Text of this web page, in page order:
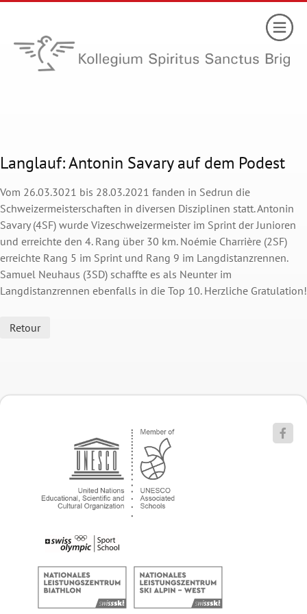
Langlauf: Antonin Savary auf dem Podest
Vom 26.03.3021 bis 28.03.2021 fanden in Sedrun die
Schweizermeisterschaften in diversen Disziplinen statt. Antonin
Savary (4SF) wurde Vizeschweizermeister im Sprint der Junioren
und erreichte den 4. Rang über 30 km. Noémie Charrière (2SF)
erreichte Rang 5 im Sprint und Rang 9 im Langdistanzrennen.
Samuel Neuhaus (3SD) schaffte es als Neunter im
Langdistanzrennen ebenfalls in die Top 10. Herzliche Gratulation!
Retour
